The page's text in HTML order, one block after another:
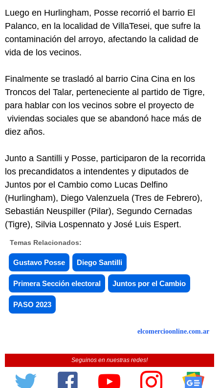
Luego en Hurlingham, Posse recorrió el barrio El
Palanco, en la localidad de VillaTesei, que sufre la
contaminación del arroyo, afectando la calidad de
vida de los vecinos.
Finalmente se trasladó al barrio Cina Cina en los
Troncos del Talar, perteneciente al partido de Tigre,
para hablar con los vecinos sobre el proyecto de
viviendas sociales que se abandonó hace más de
diez años.
Junto a Santilli y Posse, participaron de la recorrida
los precandidatos a intendentes y diputados de
Juntos por el Cambio como Lucas Delfino
(Hurlingham), Diego Valenzuela (Tres de Febrero),
Sebastián Neuspiller (Pilar), Segundo Cernadas
(Tigre), Silvia Lospennato y José Luis Espert.
Temas Relacionados:
Gustavo Posse Diego Santilli
Primera Sección electoral Juntos por el Cambio
PASO 2023
elcomercioonline.com.ar
Seguinos en nuestras redes!